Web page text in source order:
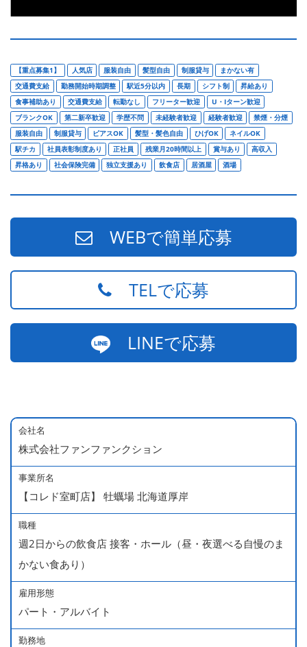
【重点募集1】 人気店 服装自由 髪型自由 制服貸与
まかない有
交通費支給
勤務開始時期調整 駅近5分以内 長期 シフト制
昇給あり
食事補助あり
交通費支給 転勤なし フリーター歓迎
U・Iターン歓迎
ブランクOK
第二新卒歓迎 学歴不問 未経験者歓迎 経験者歓迎
禁煙・分煙
服装自由
制服貸与 ピアスOK 髪型・髪色自由 ひげOK
ネイルOK
駅チカ
社員表彰制度あり 正社員 残業月20時間以上 賞与あり
高収入
昇格あり
社会保険完備 独立支援あり 飲食店 居酒屋 酒場
WEBで簡単応募
TELで応募
LINEで応募
会社名
株式会社ファンファンクション
事業所名
【コレド室町店】 牡蠣場 北海道厚岸
職種
週2日からの飲食店 接客・ホール（昼・夜選べる自慢のま
かない食あり）
雇用形態
パート・アルバイト
勤務地